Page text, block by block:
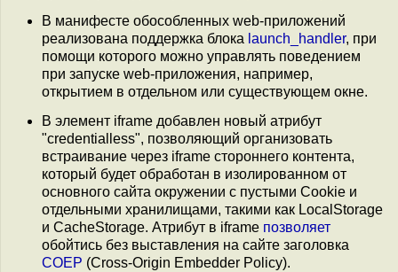
В манифесте обособленных web-приложений
реализована поддержка блока launch_handler, при
помощи которого можно управлять поведением
при запуске web-приложения, например,
открытием в отдельном или существующем окне.
В элемент iframe добавлен новый атрибут
"credentialless", позволяющий организовать
встраивание через iframe стороннего контента,
который будет обработан в изолированном от
основного сайта окружении с пустыми Cookie и
отдельными хранилищами, такими как LocalStorage
и CacheStorage. Атрибут в iframe позволяет
обойтись без выставления на сайте заголовка
COEP (Cross-Origin Embedder Policy).